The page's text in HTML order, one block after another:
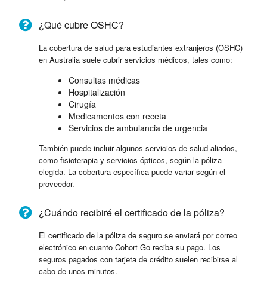
¿Qué cubre OSHC?
La cobertura de salud para estudiantes extranjeros (OSHC)
en Australia suele cubrir servicios médicos, tales como:
Consultas médicas
Hospitalización
Cirugía
Medicamentos con receta
Servicios de ambulancia de urgencia
También puede incluir algunos servicios de salud aliados,
como fisioterapia y servicios ópticos, según la póliza
elegida. La cobertura específica puede variar según el
proveedor.
¿Cuándo recibiré el certificado de la póliza?
El certificado de la póliza de seguro se enviará por correo
electrónico en cuanto Cohort Go reciba su pago. Los
seguros pagados con tarjeta de crédito suelen recibirse al
cabo de unos minutos.